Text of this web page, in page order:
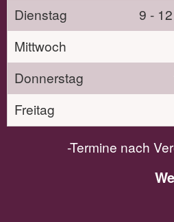
Dienstag
9 -
Mittwoch
Donnerstag
Freitag
-Termine nach